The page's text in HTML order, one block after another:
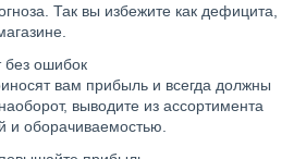
Так вы избежите как дефицита,
без ошибок
вам прибыль и всегда должны
выводите из ассортимента
и оборачиваемостью.